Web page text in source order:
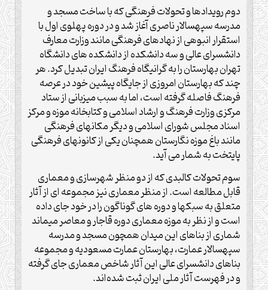
دوم رویدادها و تحولات فرهنگی که با ساخت مسجد و
مدرسه سپهسالار ناصری آغاز شد و در دوره پهلوی اول با
استقرار انبوهی از نهادهای فرهنگی مانند وزارت معارف
دانشسرای عالی و سه دانشکده از دانشکده های دانشگاه
تهران بهارستان را به گرانیگاه فرهنگ ایران تبدیل کرد. هر
چند که بهارستان امروزی از جایگاه پیشین خود در عرصه
فرهنگ فاصله گرفته است، اما به سبب میزبانی از ستاد
مرکزی وزارت فرهنگ و ارشاد اسلامی و کتابخانه موزه و مرکز
اسناد مجلس شورای اسلامی و دیگر مکانهای فرهنگی
مانند باغ موزه نگارستان همچنان یکی از کانونهای فرهنگی
پایتخت به شمار می آید.
سوم تحولات کالبدی که از دو منظر شهرسازی و معماری
قابل مطالعه است. از منظر معماری نیز مجموعه ای از آثار
متعلق به سبکها و دوره های گوناگون را در خود جای داده
است و از نظر به موزه معماری دوره قاجار و معاصر میماند
شماری از بناهای این میدان همچون مسجد و مدرسه
سپهسالار عمارت، بهارستان عمارت مسعودیه و مجموعه
بناهای دانشسرای عالی این آثار شاخص معماری جای گرفته
و در فهرست آثار ملی ایران ثبت شده‌اند.